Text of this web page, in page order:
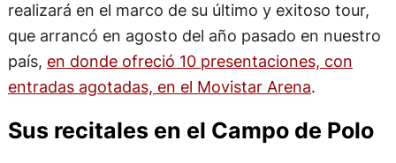
realizará en el marco de su último y exitoso tour,
que arrancó en agosto del año pasado en nuestro
país, en donde ofreció 10 presentaciones, con
entradas agotadas, en el Movistar Arena.
Sus recitales en el Campo de Polo